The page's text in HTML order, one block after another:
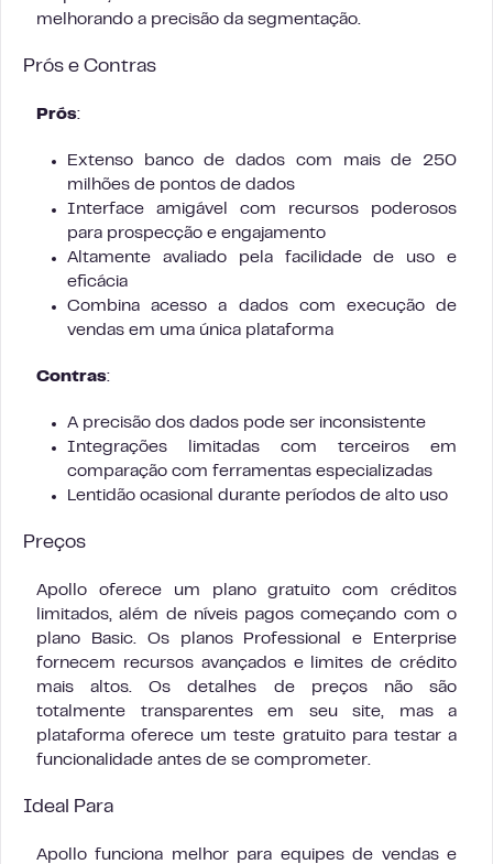
melhorando a precisão da segmentação.
Prós e Contras
Prós:
Extenso banco de dados com mais de 250
milhões de pontos de dados
Interface amigável com recursos poderosos
para prospecção e engajamento
Altamente avaliado pela facilidade de uso e
eficácia
Combina acesso a dados com execução de
vendas em uma única plataforma
Contras:
A precisão dos dados pode ser inconsistente
Integrações limitadas com terceiros em
comparação com ferramentas especializadas
Lentidão ocasional durante períodos de alto uso
Preços
Apollo oferece um plano gratuito com créditos
limitados, além de níveis pagos começando com o
plano Basic. Os planos Professional e Enterprise
fornecem recursos avançados e limites de crédito
mais altos. Os detalhes de preços não são
totalmente transparentes em seu site, mas a
plataforma oferece um teste gratuito para testar a
funcionalidade antes de se comprometer.
Ideal Para
Apollo funciona melhor para equipes de vendas e